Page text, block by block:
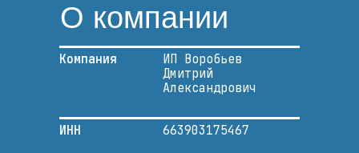
О компании
ИНН
Компания
663903175467
ИП Воробьев
Дмитрий
Александрович